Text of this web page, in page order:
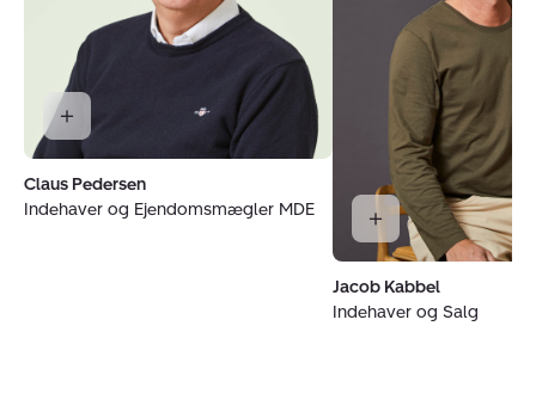
Claus Pedersen
Indehaver og Ejendomsmægler MDE
Jacob Kabbel
Indehaver og Salg